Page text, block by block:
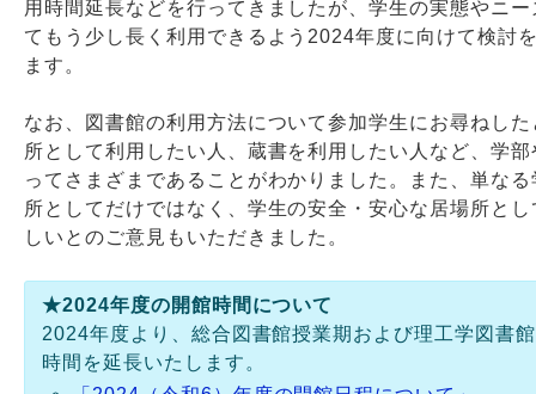
用時間延長などを行ってきましたが、学生の実態やニ
てもう少し長く利用できるよう2024年度に向けて検討
ます。
なお、図書館の利用方法について参加学生にお尋ねし
所として利用したい人、蔵書を利用したい人など、学
ってさまざまであることがわかりました。また、単な
所としてだけではなく、学生の安全・安心な居場所と
しいとのご意見もいただきました。
★2024年度の開館時間について
2024年度より、総合図書館授業期および理工学図書
時間を延長いたします。